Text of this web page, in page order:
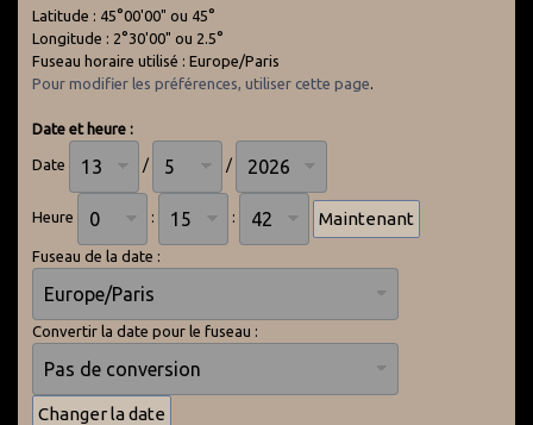
Latitude : 45°00'00" ou 45°
Longitude : 2°30'00" ou 2.5°
Fuseau horaire utilisé : Europe/Paris
Pour modifier les préférences, utiliser cette page.
Date et heure :
Date / /
Heure : :
Fuseau de la date :
Convertir la date pour le fuseau :